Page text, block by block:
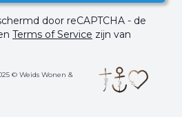
door reCAPTCHA - de
Terms of Service zijn van
© Weids Wonen &